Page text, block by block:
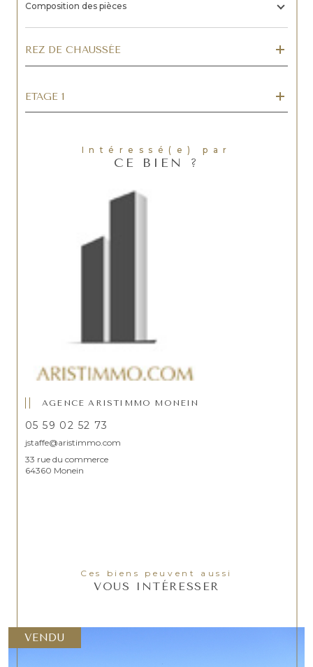
Composition des pièces
REZ DE CHAUSSÉE
ETAGE 1
Intéressé(e) par
CE BIEN ?
AGENCE ARISTIMMO MONEIN
05 59 02 52 73
jstaffe@aristimmo.com
33 rue du commerce
64360 Monein
Ces biens peuvent aussi
VOUS INTÉRESSER
VENDU